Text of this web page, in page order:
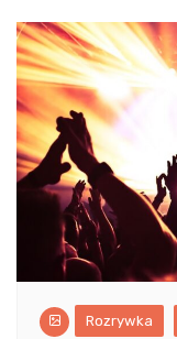
Rozrywka